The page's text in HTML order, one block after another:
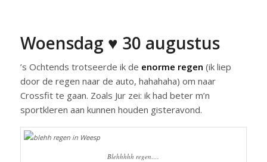
Woensdag ♥ 30 augustus
’s Ochtends trotseerde ik de enorme regen (ik liep
door de regen naar de auto, hahahaha) om naar
Crossfit te gaan. Zoals Jur zei: ik had beter m’n
sportkleren aan kunnen houden gisteravond.
Blehhhhh regen….